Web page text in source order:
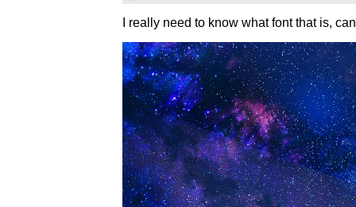
I really need to know what font that is,